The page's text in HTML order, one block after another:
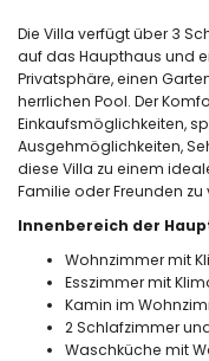
Die Villa verfügt über 3
auf das Haupthaus und
Privatsphäre, einen
herrlichen Pool. Der
Einkaufsmöglichkeiten,
Ausgehmöglichkeiten,
diese Villa zu einem
Familie oder Freunden zu
Innenbereich der
Wohnzimmer mit
Esszimmer mit
Kamin im
2 Schlafzimmer
Waschküche mit